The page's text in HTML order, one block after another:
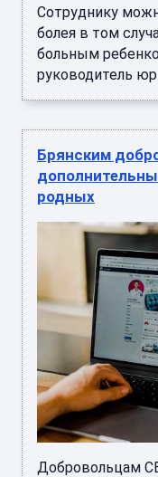
Сотруднику
болея в том
больным
руководитель
Брянским
родных
Добровольцам